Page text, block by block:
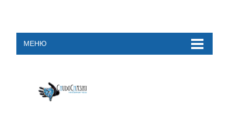
МЕНЮ